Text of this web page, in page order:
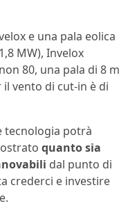
e una pala eolica
MW), Invelox
80, una pala di 8 m
vento di cut-in è di
tecnologia potrà
quanto sia
dal punto di
crederci e investire